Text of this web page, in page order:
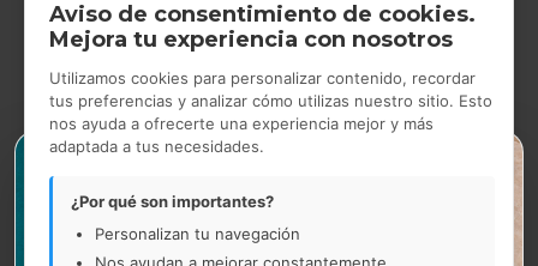
CONTACTO
Tienda Showroomen Gran Via de les Corts Catalanes 531,
Barcelona.
De lunes a jueves de 9.00h a 14.00h y de 14.30h a 17.30h.
Viernes de 9.00h a 15.00h.
Aviso de consentimiento de cookies.
Mejora tu experiencia con nosotros
Utilizamos cookies para personalizar contenido, recordar
tus preferencias y analizar cómo utilizas nuestro sitio. Esto
nos ayuda a ofrecerte una experiencia mejor y más
adaptada a tus necesidades.
¿Por qué son importantes?
Personalizan tu navegación